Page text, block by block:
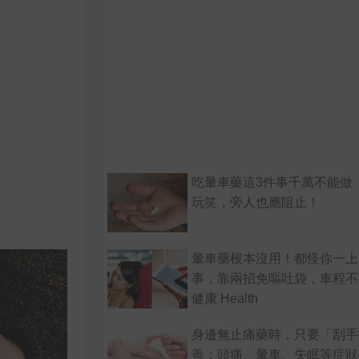
吃暈車藥這3件事千萬不能
玩笑，旁人也應阻止！
暈車藥根本沒用！都怪你一
事，靠兩招免嘔吐袋，車程
健康 Health
身邊無止痛藥時，只要「刮
善：頭痛、暈車、失眠等症